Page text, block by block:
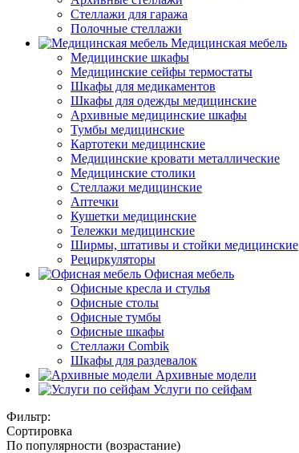
Стеллажи для гаража
Полочные стеллажи
Медицинская мебель
Медицинские шкафы
Медицинские сейфы термостаты
Шкафы для медикаментов
Шкафы для одежды медицинские
Архивные медицинские шкафы
Тумбы медицинские
Картотеки медицинские
Медицинские кровати металлические
Медицинские столики
Стеллажи медицинские
Аптечки
Кушетки медицинские
Тележки медицинские
Ширмы, штативы и стойки медицинские
Рециркуляторы
Офисная мебель
Офисные кресла и стулья
Офисные столы
Офисные тумбы
Офисные шкафы
Стеллажи Combik
Шкафы для раздевалок
Архивные модели
Услуги по сейфам
Фильтр:
Сортировка
По популярности (возрастание)